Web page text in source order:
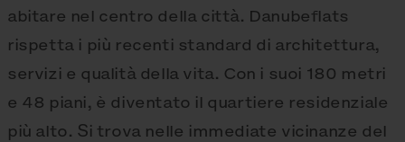
abitare nel centro della città. Danubeflats
rispetta i più recenti standard di architettura,
servizi e qualità della vita. Con i suoi 180 metri
e 48 piani, è diventato il quartiere residenziale
più alto. Si trova nelle immediate vicinanze del